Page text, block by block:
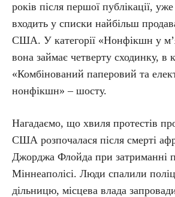
років після першої публікації,
входить у списки найбільш
США. У категорії «Нонфікшн у
вона займає четверту сходинку, в
«Комбінований паперовий та
нонфікшн» – шосту.
Нагадаємо, що хвиля протестів
США розпочалася після смерті
Джорджа Флойда при затриманні
Міннеаполісі. Люди спалили
дільницю, місцева влада